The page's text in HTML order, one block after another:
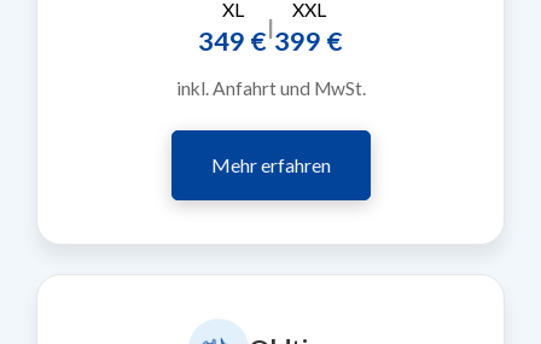
XL
349 €|
XXL
399 €
inkl. Anfahrt und MwSt.
Mehr erfahren